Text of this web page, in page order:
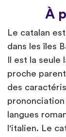
À
Le catalan
dans les îles
Il est la
proche
des
langues
l'italien. Le